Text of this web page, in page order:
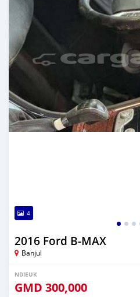
4
2016 Ford B-MAX
Banjul
NDIEUK
GMD 300,000